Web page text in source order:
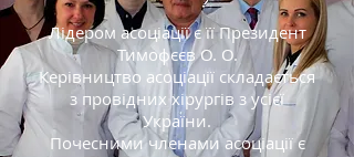
Лідером асоціації є її Президент
Тимофєєв О. О.
Керівництво асоціації складається
з провідних хірургів з усієї
України.
Почесними членами асоціації є